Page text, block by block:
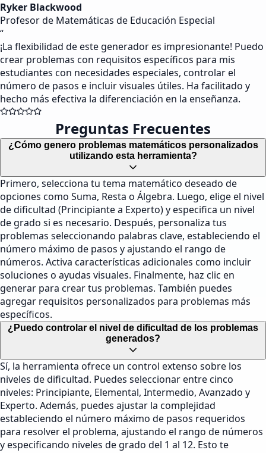
Ryker Blackwood
Profesor de Matemáticas de Educación Especial
“
¡La flexibilidad de este generador es impresionante! Puedo
crear problemas con requisitos específicos para mis
estudiantes con necesidades especiales, controlar el
número de pasos e incluir visuales útiles. Ha facilitado y
hecho más efectiva la diferenciación en la enseñanza.
Preguntas Frecuentes
¿Cómo genero problemas matemáticos personalizados
utilizando esta herramienta?
Primero, selecciona tu tema matemático deseado de
opciones como Suma, Resta o Álgebra. Luego, elige el nivel
de dificultad (Principiante a Experto) y especifica un nivel
de grado si es necesario. Después, personaliza tus
problemas seleccionando palabras clave, estableciendo el
número máximo de pasos y ajustando el rango de
números. Activa características adicionales como incluir
soluciones o ayudas visuales. Finalmente, haz clic en
generar para crear tus problemas. También puedes
agregar requisitos personalizados para problemas más
específicos.
¿Puedo controlar el nivel de dificultad de los problemas
generados?
Sí, la herramienta ofrece un control extenso sobre los
niveles de dificultad. Puedes seleccionar entre cinco
niveles: Principiante, Elemental, Intermedio, Avanzado y
Experto. Además, puedes ajustar la complejidad
estableciendo el número máximo de pasos requeridos
para resolver el problema, ajustando el rango de números
y especificando niveles de grado del 1 al 12. Esto te